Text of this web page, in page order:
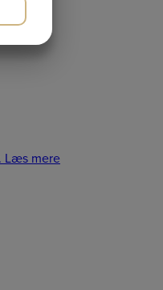
Læs mere
Læs mere